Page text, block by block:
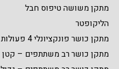
מתקן משושה טיפוס חבל
הליקופטר
מתקן כושר פונקציונלי 4 פעולות
מתקן כושר רב משתתפים – קטן